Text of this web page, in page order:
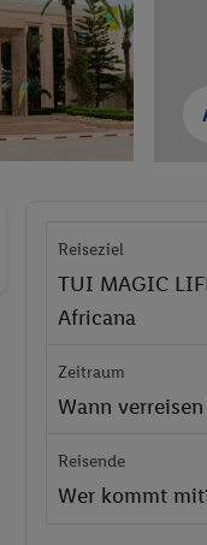
Reiseziel
TUI MAGIC
Africana
Zeitraum
Wann verreisen
Reisende
Wer kommt